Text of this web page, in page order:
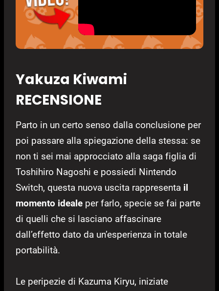
Yakuza Kiwami
RECENSIONE
Parto in un certo senso dalla conclusione per
poi passare alla spiegazione della stessa: se
non ti sei mai approcciato alla saga figlia di
Toshihiro Nagoshi e possiedi Nintendo
Switch, questa nuova uscita rappresenta il
momento ideale per farlo, specie se fai parte
di quelli che si lasciano affascinare
dall’effetto dato da un’esperienza in totale
portabilità.
Le peripezie di Kazuma Kiryu, iniziate